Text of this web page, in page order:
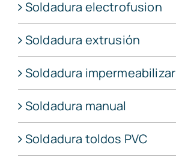
Soldadura electrofusion
Soldadura extrusión
Soldadura impermeabilizar
Soldadura manual
Soldadura toldos PVC